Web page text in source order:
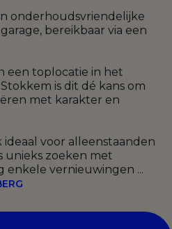
onderhoudsvriendelijke
bereikbaar via een
een toplocatie in het
is dit dé kans om
met karakter en
ideaal voor alleenstaanden
unieks zoeken met
enkele vernieuwingen ...